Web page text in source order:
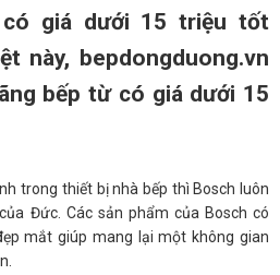
giá dưới 15 triệu tốt
này, bepdongduong.vn
bếp từ có giá dưới 15
trong thiết bị nhà bếp thì Bosch luôn
Đức. Các sản phẩm của Bosch có
mắt giúp mang lại một không gian